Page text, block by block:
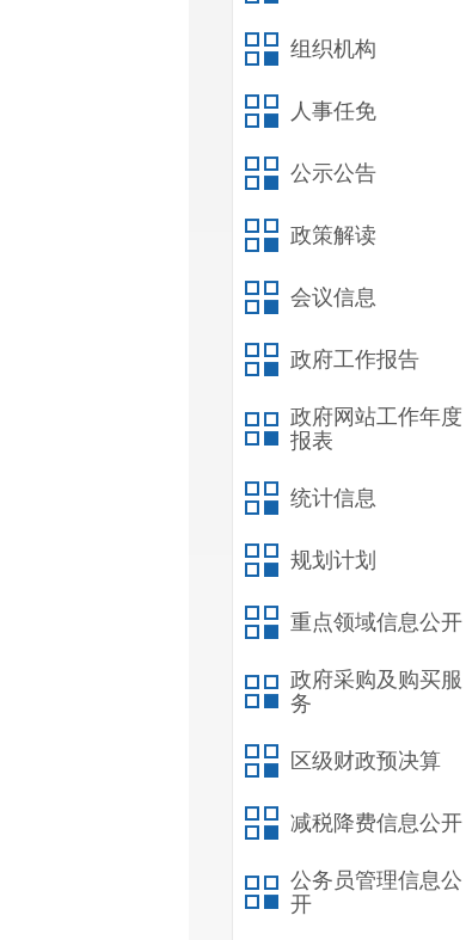
组织机构
人事任免
公示公告
政策解读
会议信息
政府工作报告
政府网站工作年度
报表
统计信息
规划计划
重点领域信息公开
政府采购及购买服
务
区级财政预决算
减税降费信息公开
公务员管理信息公
开